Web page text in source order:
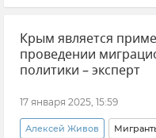
Эксклюзивы РИА Новости
Сергей Цеков
Атаки ВСУ на Крым
Украина Новости СВО
Крым является
проведении
политики – эксперт
17 января 2025, 15:59
Алексей Живов